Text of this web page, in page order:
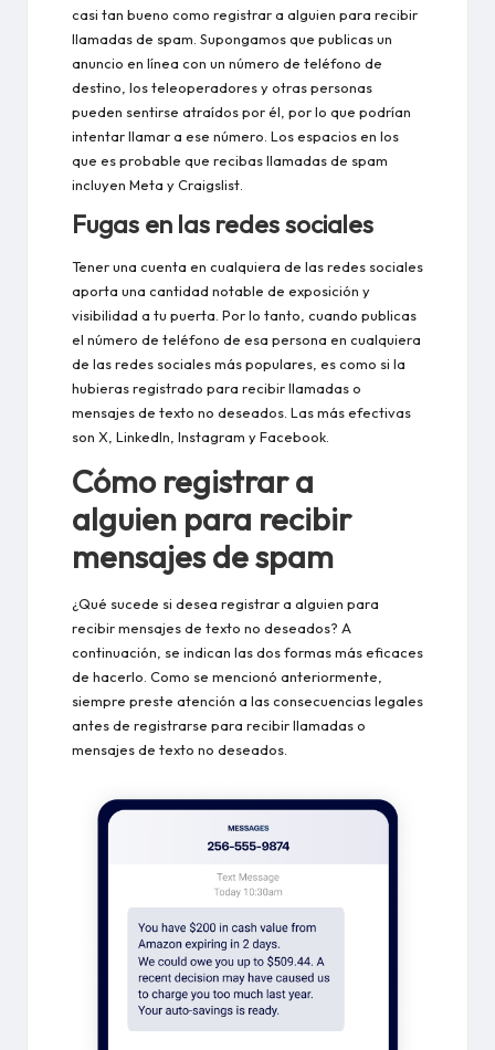
casi tan bueno como registrar a alguien para recibir
llamadas de spam. Supongamos que publicas un
anuncio en línea con un número de teléfono de
destino, los teleoperadores y otras personas
pueden sentirse atraídos por él, por lo que podrían
intentar llamar a ese número. Los espacios en los
que es probable que recibas llamadas de spam
incluyen Meta y Craigslist.
Fugas en las redes sociales
Tener una cuenta en cualquiera de las redes sociales
aporta una cantidad notable de exposición y
visibilidad a tu puerta. Por lo tanto, cuando publicas
el número de teléfono de esa persona en cualquiera
de las redes sociales más populares, es como si la
hubieras registrado para recibir llamadas o
mensajes de texto no deseados. Las más efectivas
son X, LinkedIn, Instagram y Facebook.
Cómo registrar a
alguien para recibir
mensajes de spam
¿Qué sucede si desea registrar a alguien para
recibir mensajes de texto no deseados? A
continuación, se indican las dos formas más eficaces
de hacerlo. Como se mencionó anteriormente,
siempre preste atención a las consecuencias legales
antes de registrarse para recibir llamadas o
mensajes de texto no deseados.